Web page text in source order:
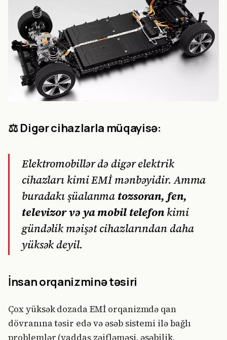
⚖️ Digər cihazlarla müqayisə:
Elektromobillər də digər elektrik
cihazları kimi EMİ mənbəyidir. Amma
buradakı şüalanma tozsoran, fen,
televizor və ya mobil telefon kimi
gündəlik məişət cihazlarından daha
yüksək deyil.
İnsan orqanizminə təsiri
Çox yüksək dozada EMİ orqanizmdə qan
dövranına təsir edə və əsəb sistemi ilə bağlı